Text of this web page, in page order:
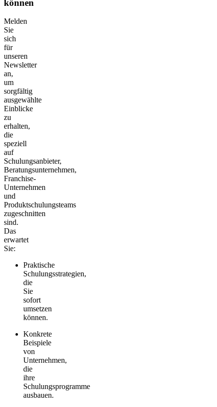
können
Melden
Sie
sich
für
unseren
Newsletter
an,
um
sorgfältig
ausgewählte
Einblicke
zu
erhalten,
die
speziell
auf
Schulungsanbieter,
Beratungsunternehmen,
Franchise-
Unternehmen
und
Produktschulungsteams
zugeschnitten
sind.
Das
erwartet
Sie:
Praktische
Schulungsstrategien,
die
Sie
sofort
umsetzen
können.
Konkrete
Beispiele
von
Unternehmen,
die
ihre
Schulungsprogramme
ausbauen.